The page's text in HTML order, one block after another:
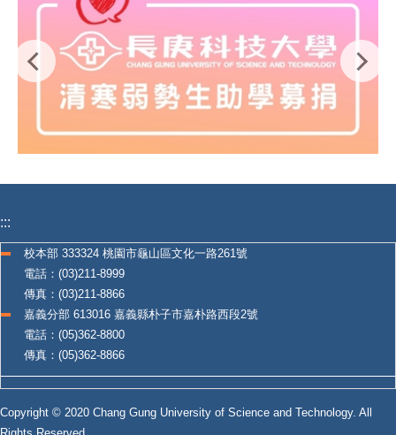
:::
校本部 333324 桃園市龜山區文化一路261號
電話：(03)211-8999
傳真：(03)211-8866
嘉義分部 613016 嘉義縣朴子市嘉朴路西段2號
電話：(05)362-8800
傳真：(05)362-8866
Copyright © 2020 Chang Gung University of Science and Technology. All